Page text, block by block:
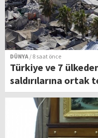
DÜNYA / 8 saat önce
Türkiye ve 7
saldırılarına ortak